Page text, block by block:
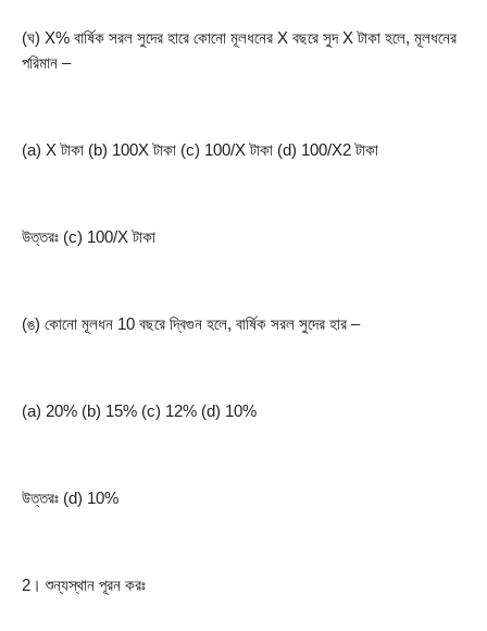
(ঘ) X% বার্ষিক সরল সুদের হারে কোনো মূলধনের X বছরে সুদ X টাকা হলে, মূলধনের
পরিমান –
(a) X টাকা (b) 100X টাকা (c) 100/X টাকা (d) 100/X2 টাকা
উত্তরঃ (c) 100/X টাকা
(ঙ) কোনো মূলধন 10 বছরে দ্বিগুন হলে, বার্ষিক সরল সুদের হার –
(a) 20% (b) 15% (c) 12% (d) 10%
উত্তরঃ (d) 10%
2। শুন্যস্থান পূরন করঃ